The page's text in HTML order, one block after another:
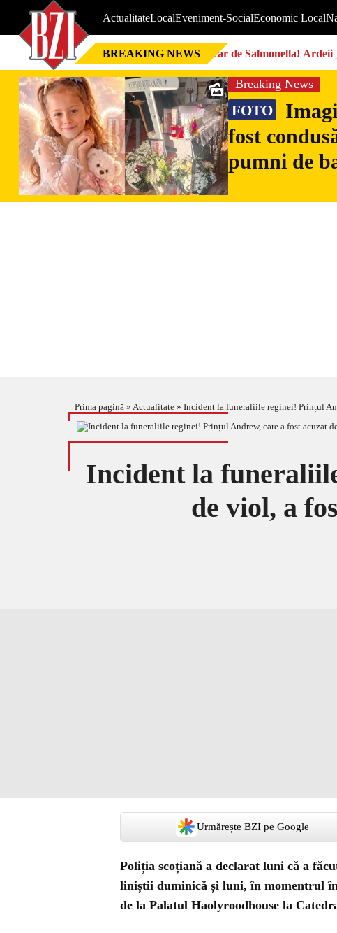
ActualitateLocalEveniment-SocialEconomic Local
BREAKING NEWS Focar de Salmonella!
Breaking News
FOTO
fost
pumni de
Prima pagină » Actualitate » Incident la funeraliile reginei! Prințul
Incident la
de viol, a
Urmărește BZI pe Google
Poliția scoțiană a declarat luni că a
liniștii duminică și luni, în momentrul
de la Palatul Haolyroodhouse la